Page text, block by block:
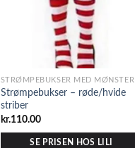
STRØMPEBUKSER MED MØNSTER
Strømpebukser – røde/hvide
striber
kr.110.00
SE PRISEN HOS LILI